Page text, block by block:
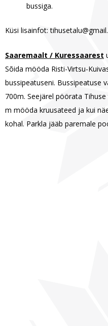
bussiga.
Küsi lisainfot:
Saaremaalt / Kuressaarest
Sõida mööda Risti-Virtsu-
bussipeatuseni. Bussipeatuse
700m. Seejärel pöörata
m mööda kruusateed ja kui
kohal. Parkla jääb paremale